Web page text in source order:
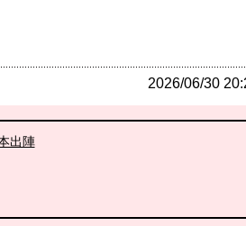
2026/06/30
出陣